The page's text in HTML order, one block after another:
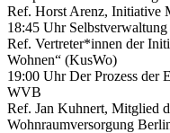
Ref. Horst Arenz, Initiative
18:45 Uhr
Ref. Vertreter*innen der
Wohnen“ (KusWo)
19:00 Uhr Der Prozess der
WVB
Ref. Jan Kuhnert, Mitglied
Wohnraumversorgung